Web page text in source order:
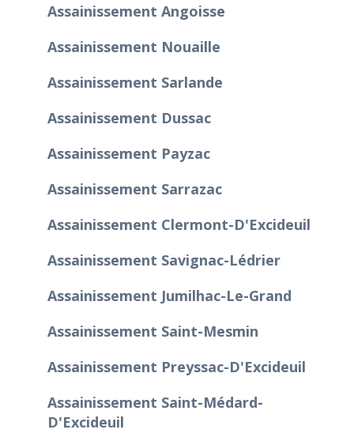
Assainissement Angoisse
Assainissement Nouaille
Assainissement Sarlande
Assainissement Dussac
Assainissement Payzac
Assainissement Sarrazac
Assainissement Clermont-D'Excideuil
Assainissement Savignac-Lédrier
Assainissement Jumilhac-Le-Grand
Assainissement Saint-Mesmin
Assainissement Preyssac-D'Excideuil
Assainissement Saint-Médard-
D'Excideuil